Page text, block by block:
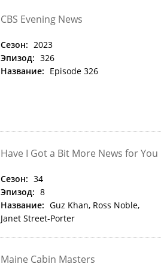
CBS Evening News
Сезон: 2023
Эпизод: 326
Название: Episode 326
Have I Got a Bit More News for You
Сезон: 34
Эпизод: 8
Название: Guz Khan, Ross Noble,
Janet Street-Porter
Maine Cabin Masters